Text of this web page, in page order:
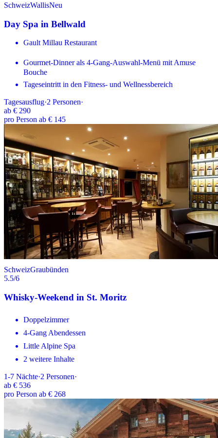
SchweizWallisNeu
Day Spa in Bellwald
Gault Millau Restaurant
Gourmet-Dinner als 4-Gang-Auswahl-Menü mit Amuse
Bouche
Tageseintritt in den Fitness- und Wellnessbereich
Tagesausflug·2 Personen·
ab € 290
pro Person ab € 145
SchweizGraubünden
5.5/6
Whisky-Weekend in St. Moritz
Doppelzimmer
4-Gang Abendessen
Little Alpine Spa
2 weitere Inhalte
1-7 Nächte·2 Personen·
ab € 536
pro Person ab € 268